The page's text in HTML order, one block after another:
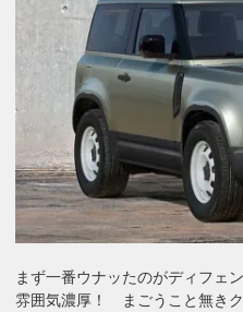
まず一番ウナッたのがディフェ
雰囲気濃厚！ まごうこと無き